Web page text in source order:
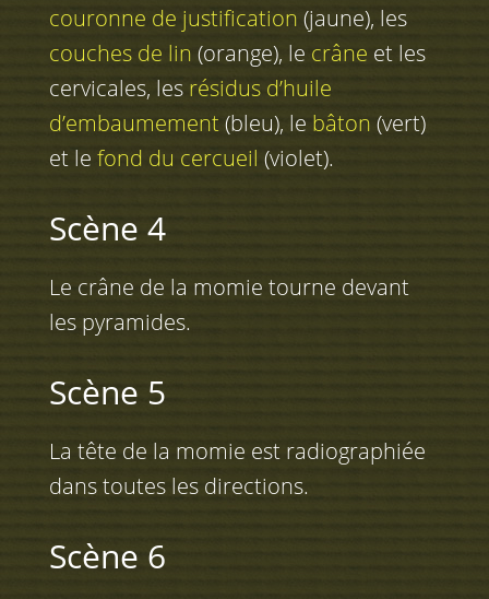
couronne de justification (jaune), les
couches de lin (orange), le crâne et les
cervicales, les résidus d’huile
d’embaumement(bleu), le bâton (vert)
et le fond du cercueil (violet).
Scène 4
Le crâne de la momie tourne devant
les pyramides.
Scène 5
La tête de la momie est radiographiée
dans toutes les directions.
Scène 6